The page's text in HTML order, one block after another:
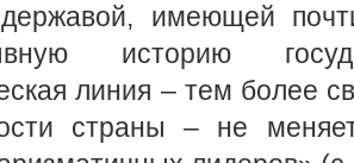
имеющей
историю
линия – тем более
страны – не